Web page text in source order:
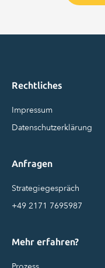
Rechtliches
Impressum
Datenschutzerklärung
Anfragen
Strategiegespräch
+49 2171 7695987
Mehr erfahren?